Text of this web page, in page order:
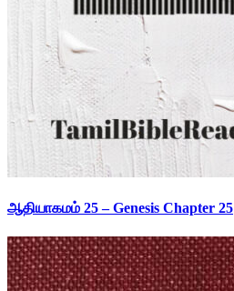
ஆதியாகமம் 25 – Genesis Chapter 25